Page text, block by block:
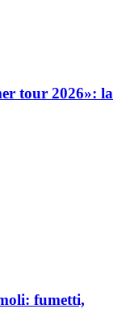
tour 2026»: la
fumetti,